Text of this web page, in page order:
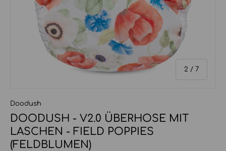
2 / von
7
Doodush
DOODUSH - V2.0 ÜBERHOSE MIT
LASCHEN - FIELD POPPIES
(FELDBLUMEN)